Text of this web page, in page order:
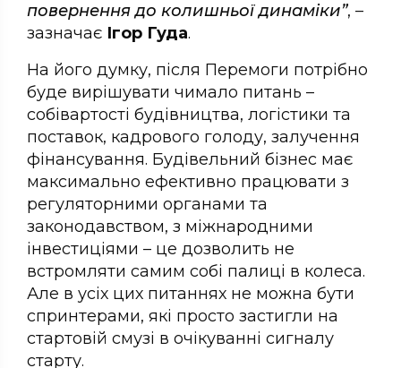
повернення до колишньої динаміки”, –
зазначає Ігор Гуда.
На його думку, після Перемоги потрібно
буде вирішувати чимало питань –
собівартості будівництва, логістики та
поставок, кадрового голоду, залучення
фінансування. Будівельний бізнес має
максимально ефективно працювати з
регуляторними органами та
законодавством, з міжнародними
інвестиціями – це дозволить не
встромляти самим собі палиці в колеса.
Але в усіх цих питаннях не можна бути
спринтерами, які просто застигли на
стартовій смузі в очікуванні сигналу
старту.